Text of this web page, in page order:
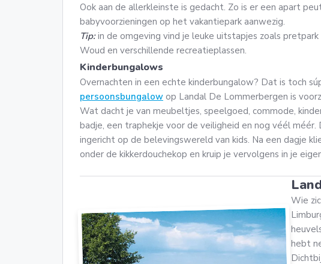
Ook aan de allerkleinste is gedacht. Zo is er een apart
babyvoorzieningen op het vakantiepark aanwezig.
Tip:in de omgeving vind je leuke uitstapjes zoals
Woud en verschillende recreatieplassen.
Kinderbungalows
Overnachten in een echte kinderbungalow? Dat is toch
persoonsbungalow op Landal De Lommerbergen is
Wat dacht je van meubeltjes, speelgoed, commode,
badje, een traphekje voor de veiligheid en nog véél méér.
ingericht op de belevingswereld van kids. Na een dagje
onder de kikkerdouchekop en kruip je vervolgens in je
Wie
hebt